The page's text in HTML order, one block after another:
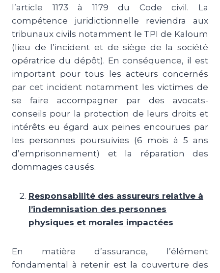
l’article 1173 à 1179 du Code civil. La
compétence juridictionnelle reviendra aux
tribunaux civils notamment le TPI de Kaloum
(lieu de l’incident et de siège de la société
opératrice du dépôt). En conséquence, il est
important pour tous les acteurs concernés
par cet incident notamment les victimes de
se faire accompagner par des avocats-
conseils pour la protection de leurs droits et
intérêts eu égard aux peines encourues par
les personnes poursuivies (6 mois à 5 ans
d’emprisonnement) et la réparation des
dommages causés.
Responsabilité des assureurs relative à
l’indemnisation des personnes
physiques et morales impactées
En matière d’assurance, l’élément
fondamental à retenir est la couverture des